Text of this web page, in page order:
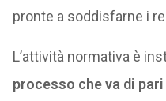
pronte a soddisfarne i
L’attività normativa è
processo che va di